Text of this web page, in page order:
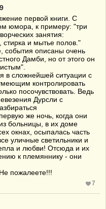
первой книги. С
юмора, к примеру: "три
занятия:
стирка и мытье полов."
события описаны очень
Дамби, но от этого он
в сложнейшей ситуации с
контролировать
посочувствовать. Ведь
Дурсли с
же ночь, когда они
больницы, в их доме
окнах, осыпалась часть
уличные светильники и
и любви! Отсюда и их
к племяннику - они
пожалеете!!!
7